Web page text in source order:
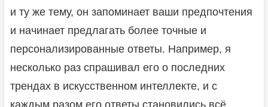
и ту же тему, он запоминает ваши предпочтения
и начинает предлагать более точные и
персонализированные ответы. Например, я
несколько раз спрашивал его о последних
трендах в искусственном интеллекте, и с
каждым разом его ответы становились всё